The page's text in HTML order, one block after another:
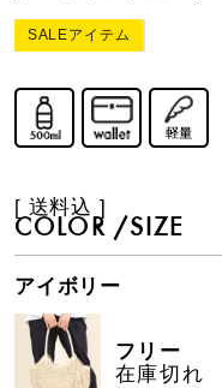
SALEアイテム
送料込
COLOR SIZE
アイボリー
フリー
在庫切れ